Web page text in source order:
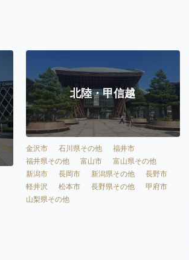
北陸・甲信越
金沢市 石川県その他
福井市
福井県その他
富山市
富山県その他
新潟市
長岡市 新潟県その他
長野市
軽井沢
松本市 長野県その他
甲府市
山梨県その他